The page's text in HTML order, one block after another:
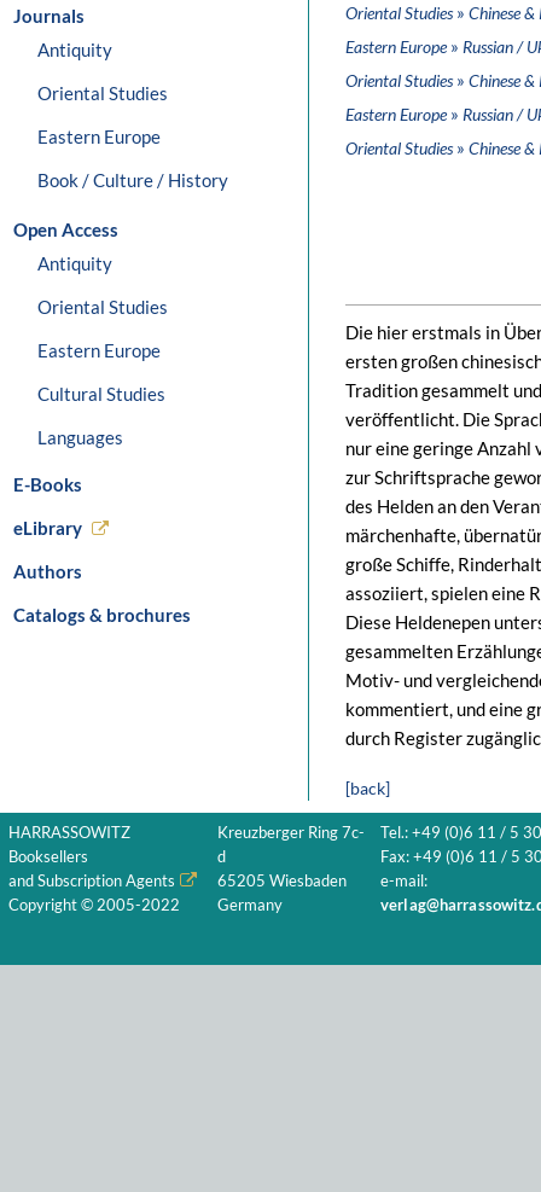
Journals
Antiquity
Oriental Studies
Eastern Europe
Book / Culture / History
Open Access
Antiquity
Oriental Studies
Eastern Europe
Cultural Studies
Languages
E-Books
eLibrary
Authors
Catalogs & brochures
Oriental Studies» Chinese &
Eastern Europe» Russian /
Oriental Studies» Chinese &
Eastern Europe» Russian /
Oriental Studies» Chinese &
Die hier erstmals in
ersten großen
Tradition gesammelt
veröffentlicht. Die
nur eine geringe Anzahl
zur Schriftsprache
des Helden an den
märchenhafte,
große Schiffe,
assoziiert, spielen eine
Diese Heldenepen
gesammelten
Motiv- und
kommentiert, und eine
durch Register
[back]
HARRASSOWITZ
Booksellers
and Subscription Agents
Copyright © 2005-2022
Kreuzberger Ring 7c-
d
65205 Wiesbaden
Germany
Tel.: +49 (0)6 11 / 5
Fax: +49 (0)6 11 / 5
e-mail: